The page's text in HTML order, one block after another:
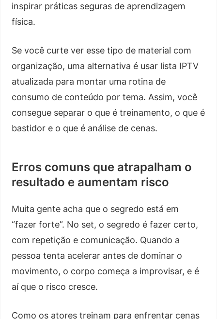
inspirar práticas seguras de aprendizagem
física.
Se você curte ver esse tipo de material com
organização, uma alternativa é usar lista IPTV
atualizada para montar uma rotina de
consumo de conteúdo por tema. Assim, você
consegue separar o que é treinamento, o que é
bastidor e o que é análise de cenas.
Erros comuns que atrapalham o
resultado e aumentam risco
Muita gente acha que o segredo está em
“fazer forte”. No set, o segredo é fazer certo,
com repetição e comunicação. Quando a
pessoa tenta acelerar antes de dominar o
movimento, o corpo começa a improvisar, e é
aí que o risco cresce.
Como os atores treinam para enfrentar cenas